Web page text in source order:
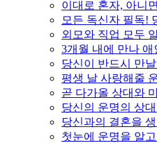
이대로 혼자, 아니
모든 독신자 필독!
외모와 직업 모두
3개월 내에 만나
당신이 반드시 만
평생 날 사랑해줄
곧 다가올 상대와
당신의 운명의 상
당신과의 결혼을
첫눈에 운명을 알